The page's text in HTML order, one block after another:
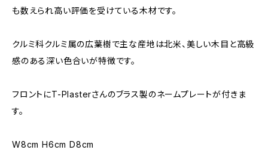
も数えられ高い評価を受けている木材です。
クルミ科クルミ属の広葉樹で主な産地は北米、美しい木目と高級
感のある深い色合いが特徴です。
フロントにT-Plasterさんのブラス製のネームプレートが付きま
す。
W8cm H6cm D8cm